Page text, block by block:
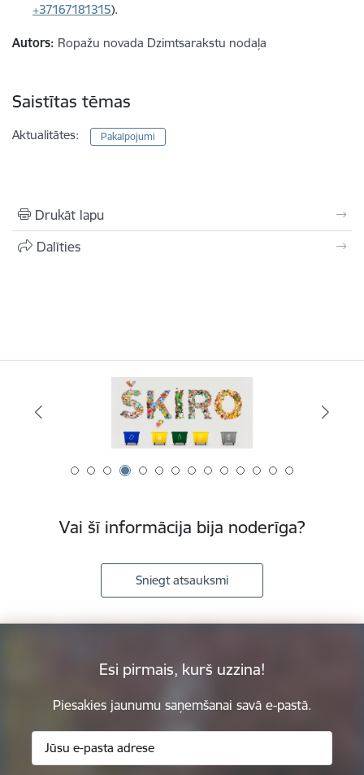
+37167181315).
Autors: Ropažu novada Dzimtsarakstu nodaļa
Saistītas tēmas
Aktualitātes: Pakalpojumi
Drukāt lapu
Dalīties
Vai šī informācija bija noderīga?
Sniegt atsauksmi
Esi pirmais, kurš uzzina!
Piesakies jaunumu saņemšanai savā e-pastā.